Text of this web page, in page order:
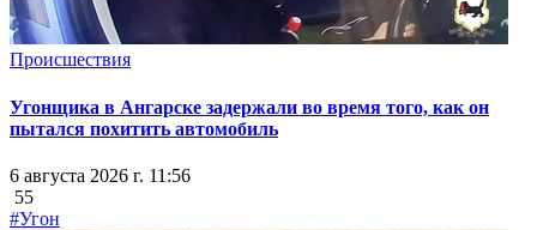
Происшествия
Угонщика в Ангарске задержали во время того, как он
пытался похитить автомобиль
6 августа 2026 г. 11:56
55
#Угон